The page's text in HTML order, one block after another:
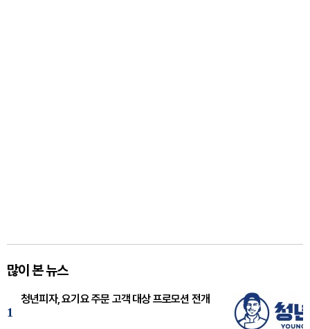
많이 본 뉴스
1
청년피자, 요기요 주문 고객 대상 프로모션 전개